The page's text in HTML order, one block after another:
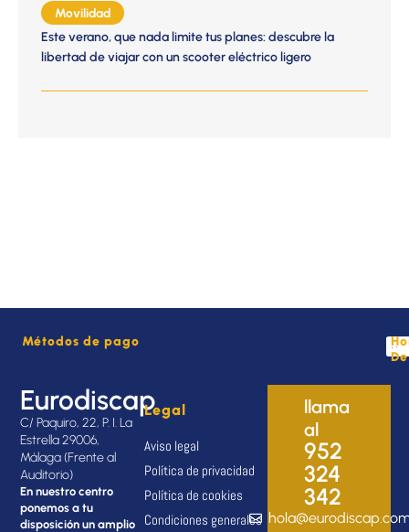
Movilidad
Este verano, que nada limite tus planes: descubre la
libertad de viajar con un scooter eléctrico ligero
Métodos de pago
Eurodiscap
C/ Paquiro, 22, P. I. La
Estrella 29006,
Málaga (Frente al
Auditorio)
En nuestro centro
ponemos a tu
disposición un amplio
Legal
Aviso legal
Política de privacidad
Política de cookies
Condiciones generales
llama
al
952
324
342